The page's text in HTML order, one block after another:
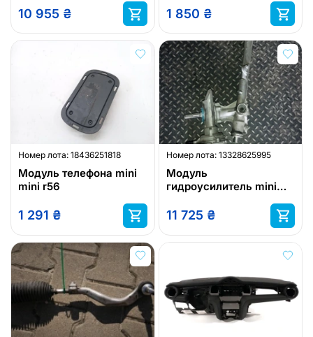
10 955 ₴ 1 850 ₴
Номер лота: 18436251818
Модуль телефона mini
mini r56
1 291 ₴
Номер лота: 13328625995
Модуль
гидроусилитель mini
11 725 ₴